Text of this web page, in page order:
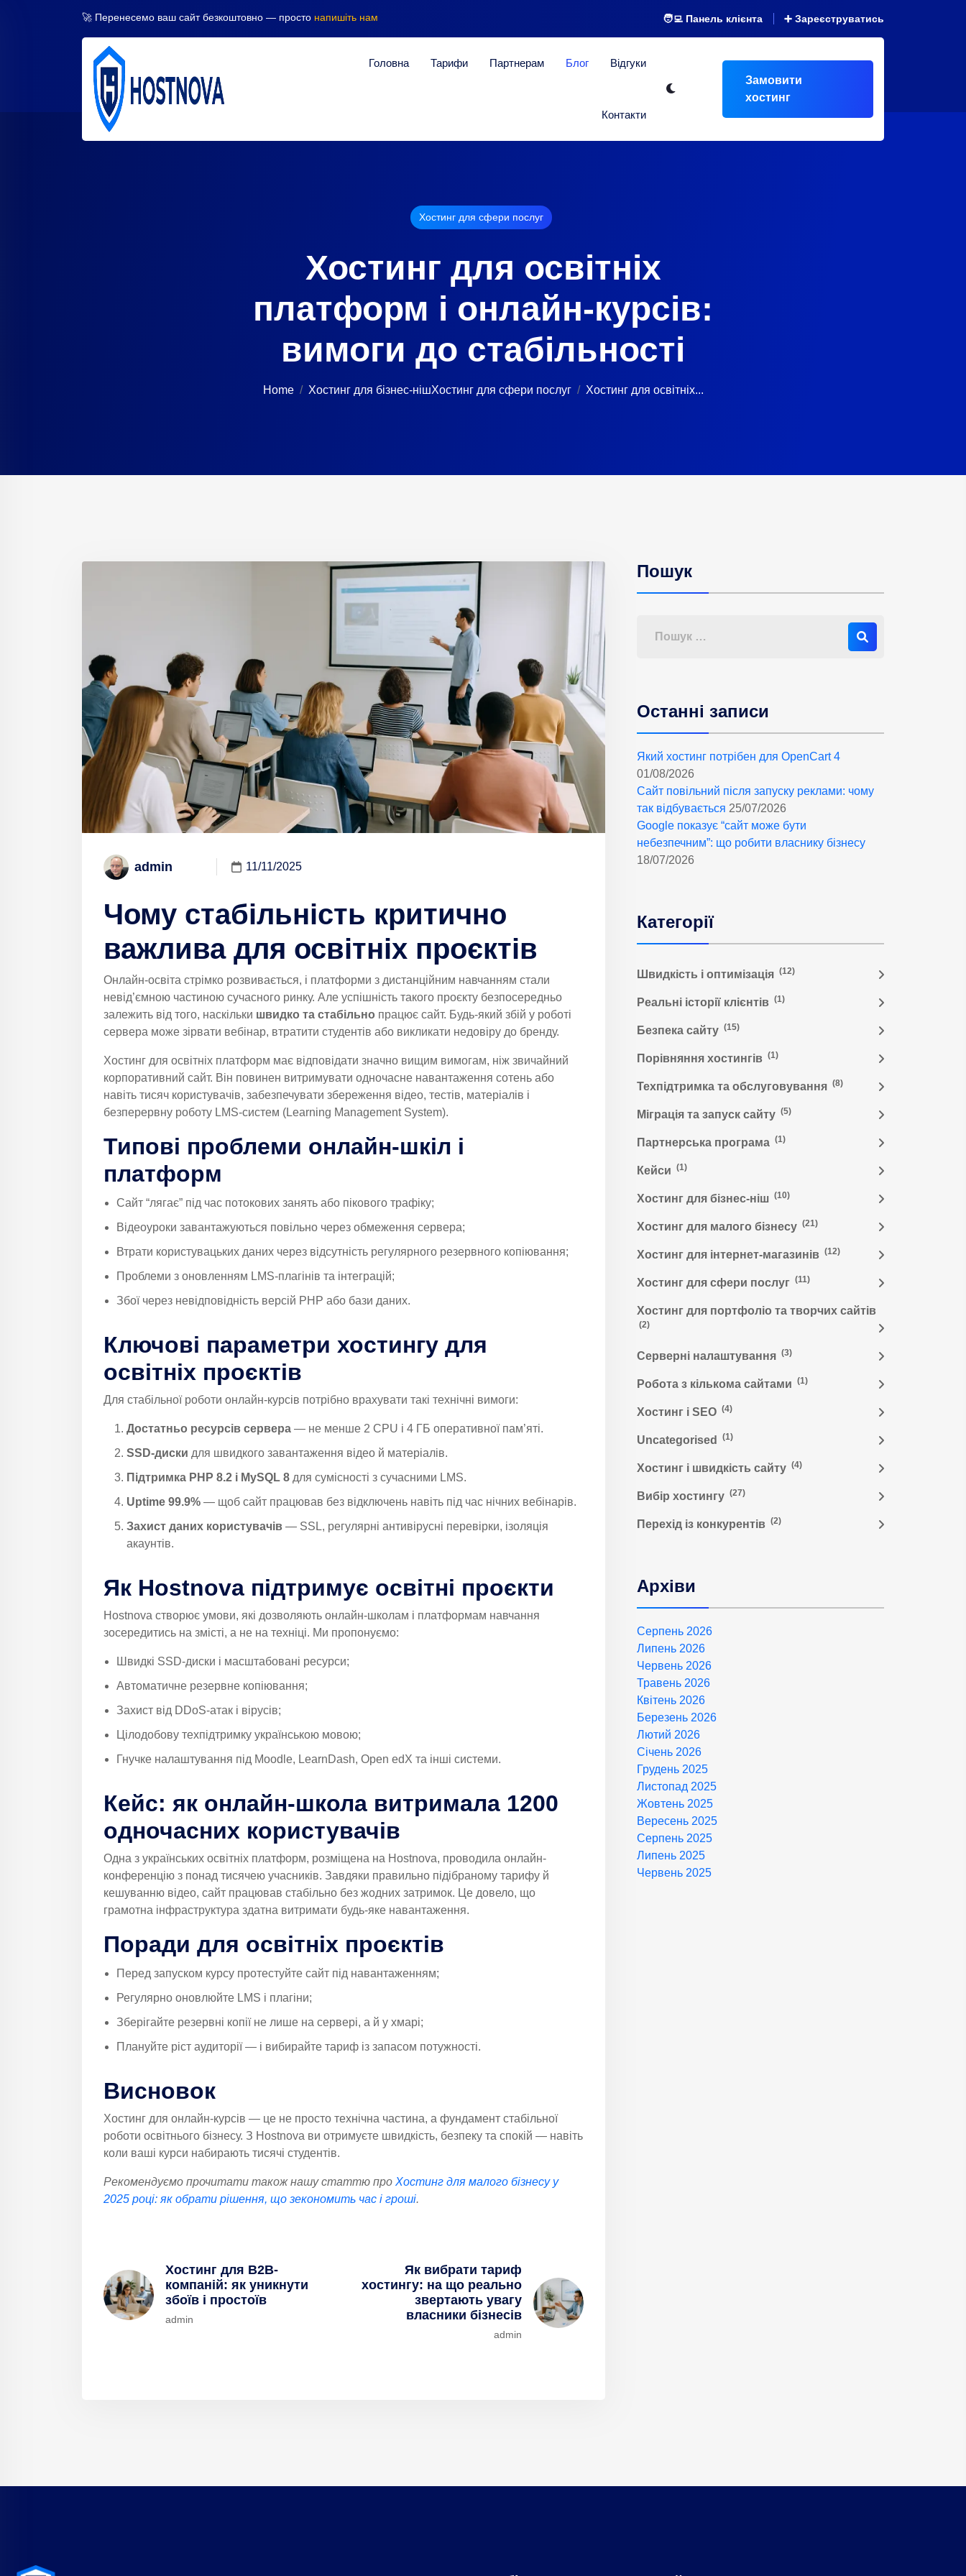
🚀 Перенесемо ваш сайт безкоштовно — просто напишіть нам 🧑‍💻 Панель клієнта ➕ Зареєструватись
Головна Тарифи Партнерам Блог Відгуки
Контакти
Замовити
хостинг
Хостинг для сфери послуг
Хостинг для освітніх
платформ і онлайн-курсів:
вимоги до стабільності
Home Хостинг для бізнес-нішХостинг для сфери послуг Хостинг для освітніх...
admin 11/11/2025
Чому стабільність критично
важлива для освітніх проєктів
Онлайн-освіта стрімко розвивається, і платформи з дистанційним навчанням стали
невід’ємною частиною сучасного ринку. Але успішність такого проєкту безпосередньо
залежить від того, наскільки швидко та стабільно працює сайт. Будь-який збій у роботі
сервера може зірвати вебінар, втратити студентів або викликати недовіру до бренду.
Хостинг для освітніх платформ має відповідати значно вищим вимогам, ніж звичайний
корпоративний сайт. Він повинен витримувати одночасне навантаження сотень або
навіть тисяч користувачів, забезпечувати збереження відео, тестів, матеріалів і
безперервну роботу LMS-систем (Learning Management System).
Типові проблеми онлайн-шкіл і
платформ
Сайт “лягає” під час потокових занять або пікового трафіку;
Відеоуроки завантажуються повільно через обмеження сервера;
Втрати користувацьких даних через відсутність регулярного резервного копіювання;
Проблеми з оновленням LMS-плагінів та інтеграцій;
Збої через невідповідність версій PHP або бази даних.
Ключові параметри хостингу для
освітніх проєктів
Для стабільної роботи онлайн-курсів потрібно врахувати такі технічні вимоги:
Достатньо ресурсів сервера — не менше 2 CPU і 4 ГБ оперативної пам’яті.
SSD-диски для швидкого завантаження відео й матеріалів.
Підтримка PHP 8.2 і MySQL 8 для сумісності з сучасними LMS.
Uptime 99.9% — щоб сайт працював без відключень навіть під час нічних вебінарів.
Захист даних користувачів — SSL, регулярні антивірусні перевірки, ізоляція
акаунтів.
Як Hostnova підтримує освітні проєкти
Hostnova створює умови, які дозволяють онлайн-школам і платформам навчання
зосередитись на змісті, а не на техніці. Ми пропонуємо:
Швидкі SSD-диски і масштабовані ресурси;
Автоматичне резервне копіювання;
Захист від DDoS-атак і вірусів;
Цілодобову техпідтримку українською мовою;
Гнучке налаштування під Moodle, LearnDash, Open edX та інші системи.
Кейс: як онлайн-школа витримала 1200
одночасних користувачів
Одна з українських освітніх платформ, розміщена на Hostnova, проводила онлайн-
конференцію з понад тисячею учасників. Завдяки правильно підібраному тарифу й
кешуванню відео, сайт працював стабільно без жодних затримок. Це довело, що
грамотна інфраструктура здатна витримати будь-яке навантаження.
Поради для освітніх проєктів
Перед запуском курсу протестуйте сайт під навантаженням;
Регулярно оновлюйте LMS і плагіни;
Зберігайте резервні копії не лише на сервері, а й у хмарі;
Плануйте ріст аудиторії — і вибирайте тариф із запасом потужності.
Висновок
Хостинг для онлайн-курсів — це не просто технічна частина, а фундамент стабільної
роботи освітнього бізнесу. З Hostnova ви отримуєте швидкість, безпеку та спокій — навіть
коли ваші курси набирають тисячі студентів.
Рекомендуємо прочитати також нашу статтю про Хостинг для малого бізнесу у
2025 році: як обрати рішення, що зекономить час і гроші.
Хостинг для B2B-
компаній: як уникнути
збоїв і простоїв
admin
Як вибрати тариф
хостингу: на що реально
звертають увагу
власники бізнесів
admin
Пошук
Останні записи
Який хостинг потрібен для OpenCart 4
01/08/2026
Сайт повільний після запуску реклами: чому
так відбувається 25/07/2026
Google показує “сайт може бути
небезпечним”: що робити власнику бізнесу
18/07/2026
Категорії
Швидкість і оптимізація (12)
Реальні історії клієнтів (1)
Безпека сайту (15)
Порівняння хостингів (1)
Техпідтримка та обслуговування (8)
Міграція та запуск сайту (5)
Партнерська програма (1)
Кейси (1)
Хостинг для бізнес-ніш (10)
Хостинг для малого бізнесу (21)
Хостинг для інтернет-магазинів (12)
Хостинг для сфери послуг (11)
Хостинг для портфоліо та творчих сайтів
(2)
Серверні налаштування (3)
Робота з кількома сайтами (1)
Хостинг і SEO (4)
Uncategorised (1)
Хостинг і швидкість сайту (4)
Вибір хостингу (27)
Перехід із конкурентів (2)
Архіви
Серпень 2026
Липень 2026
Червень 2026
Травень 2026
Квітень 2026
Березень 2026
Лютий 2026
Січень 2026
Грудень 2025
Листопад 2025
Жовтень 2025
Вересень 2025
Серпень 2025
Липень 2025
Червень 2025